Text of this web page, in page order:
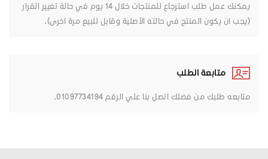
يمكنك عمل طلب استرجاع للمنتجات خلال 14 يوم في حالة تغيير القرار
(يجب ان يكون المنتج في حالته الأصلية وقابل للبيع مرة اخرى).
متابعة الطلب
متابعه طلبك من فضلك اتصل بنا علي الرقم 01097734194.